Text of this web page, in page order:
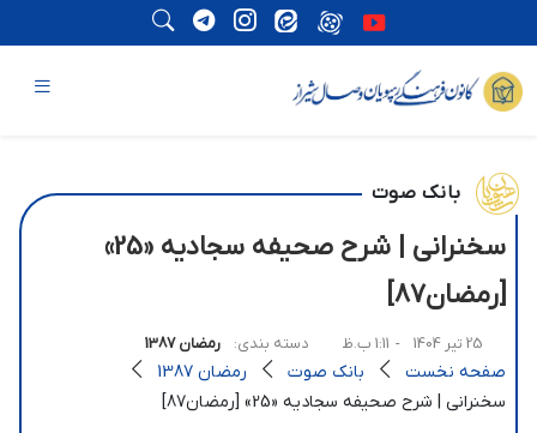
بانک صوت
سخنرانی | شرح صحیفه سجادیه «25»
[رمضان87]
25 تیر 1404 - 1:11 ب.ظ دسته بندی: رمضان 1387
صفحه نخست بانک صوت
رمضان 1387
سخنرانی | شرح صحیفه سجادیه «25» [رمضان87]